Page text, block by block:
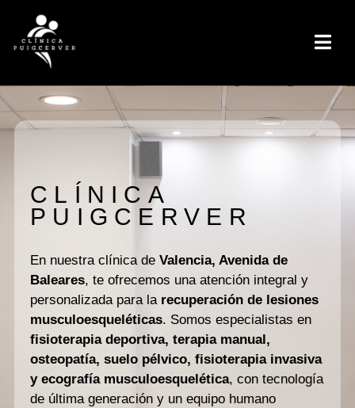
CLÍNICA
PUIGCERVER
En nuestra clínica de Valencia, Avenida de
Baleares, te ofrecemos una atención integral y
personalizada para la recuperación de lesiones
musculoesqueléticas. Somos especialistas en
fisioterapia deportiva, terapia manual,
osteopatía, suelo pélvico, fisioterapia invasiva
y ecografía musculoesquelética, con tecnología
de última generación y un equipo humano